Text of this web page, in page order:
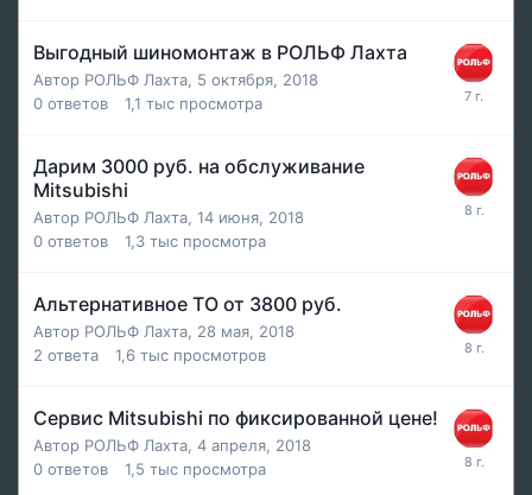
Выгодный шиномонтаж в РОЛЬФ Лахта
Автор РОЛЬФ Лахта, 5 октября, 2018
0 ответов 1,1 тыс просмотра
Дарим 3000 руб. на обслуживание
Mitsubishi
Автор РОЛЬФ Лахта, 14 июня, 2018
0 ответов 1,3 тыс просмотра
Альтернативное ТО от 3800 руб.
Автор РОЛЬФ Лахта, 28 мая, 2018
2 ответа 1,6 тыс просмотров
Сервис Mitsubishi по фиксированной цене!
Автор РОЛЬФ Лахта, 4 апреля, 2018
0 ответов 1,5 тыс просмотра